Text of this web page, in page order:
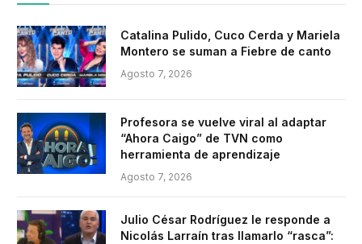
Catalina Pulido, Cuco Cerda y Mariela
Montero se suman a Fiebre de canto
Agosto 7, 2026
Profesora se vuelve viral al adaptar
“Ahora Caigo” de TVN como
herramienta de aprendizaje
Agosto 7, 2026
Julio César Rodríguez le responde a
Nicolás Larraín tras llamarlo “rasca”: